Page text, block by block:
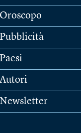
Oroscopo
Pubblicità
Paesi
Autori
Newsletter